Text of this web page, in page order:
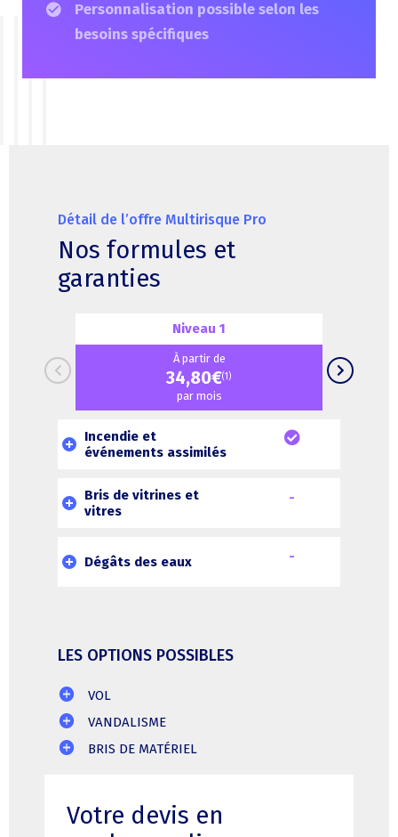
Personnalisation possible selon les
besoins spécifiques
Détail de l’offre Multirisque Pro
Nos formules et
garanties
Niveau 1
À partir de
34,80€(1)
par mois
Incendie et
événements assimilés
Bris de vitrines et
vitres
-
Dégâts des eaux -
LES OPTIONS POSSIBLES
VOL
VANDALISME
BRIS DE MATÉRIEL
Votre devis en